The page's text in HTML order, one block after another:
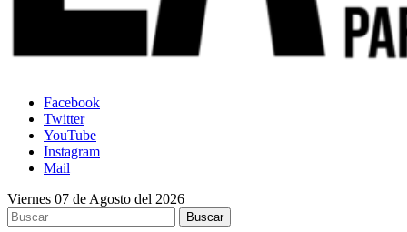
Facebook
Twitter
YouTube
Instagram
Mail
Viernes 07 de Agosto del 2026